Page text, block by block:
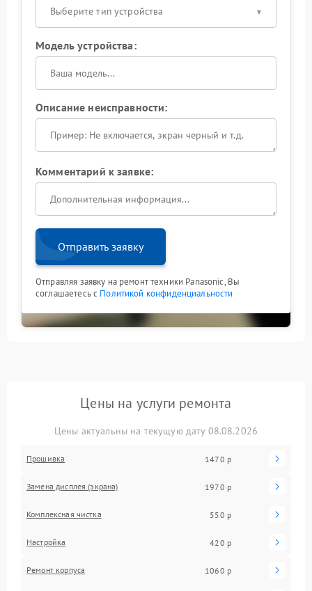
Выберите тип устройства
Модель устройства:
Описание неисправности:
Комментарий к заявке:
Отправить заявку
Отправляя заявку на ремонт техники Panasonic, Вы
соглашаетесь с Политикой конфиденциальности
Цены на услуги ремонта
Цены актуальны на текущую дату 08.08.2026
Прошивка 1470 р
Замена дисплея (экрана) 1970 р
Комплексная чистка 550 р
Настройка 420 р
Ремонт корпуса 1060 р